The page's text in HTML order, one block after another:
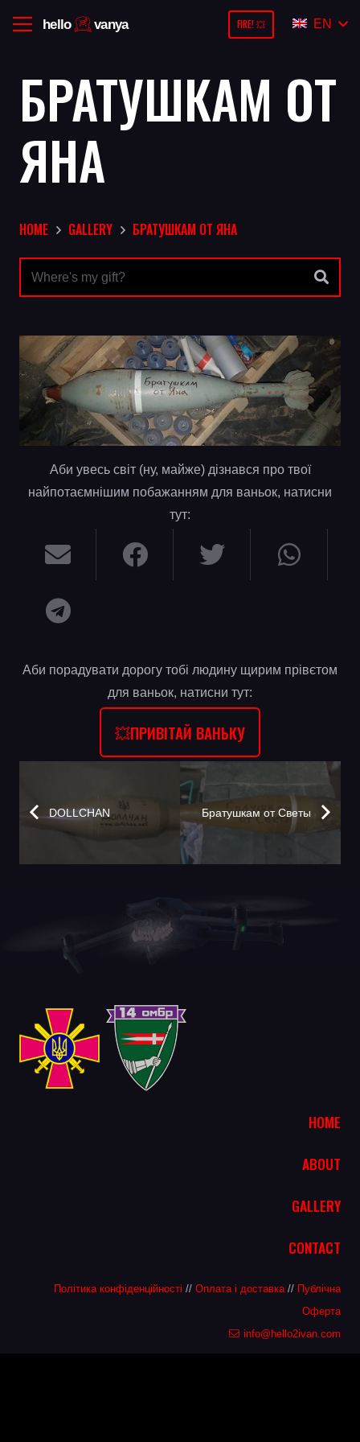
FIRE! 💥 EN
БРАТУШКАМ ОТ
ЯНА
HOME GALLERY БРАТУШКАМ ОТ ЯНА
Аби увесь світ (ну, майже) дізнався про твої
найпотаємнішим побажанням для ваньок, натисни
тут:
Аби порадувати дорогу тобі людину щирим прівєтом
для ваньок, натисни тут:
💥ПРИВІТАЙ ВАНЬКУ
DOLLCHAN Братушкам от Светы
HOME
ABOUT
GALLERY
CONTACT
Політика конфіденційності // Оплата і доставка// Публічна
Оферта
info@hello2ivan.com